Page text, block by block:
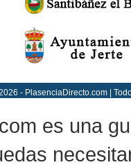
- PlasenciaDirecto.com |
es una